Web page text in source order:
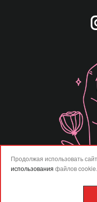
Продолжая использовать
использования файлов cookie.